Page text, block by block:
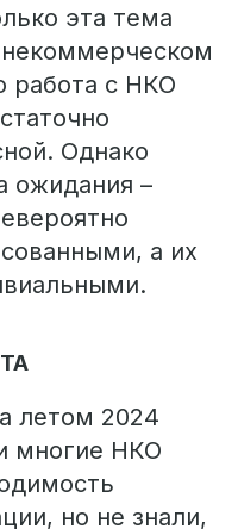
эта тема
некоммерческом
работа с НКО
Однако
ожидания –
а их
летом 2024
многие НКО
но не знали,